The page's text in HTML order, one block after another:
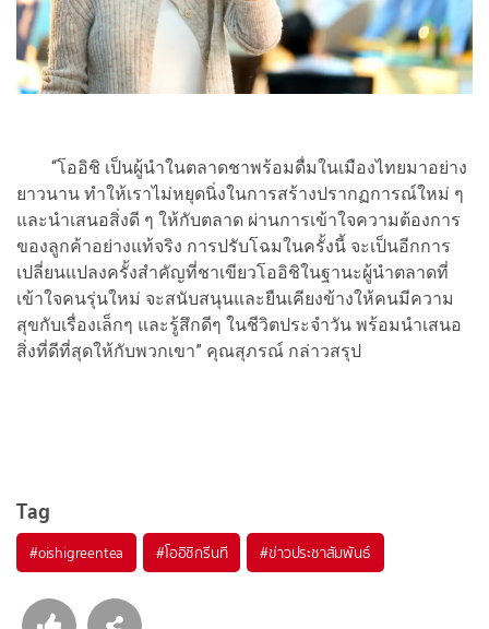
“โออิชิ เป็นผู้นำในตลาดชาพร้อมดื่มในเมืองไทยมาอย่าง
ยาวนาน ทำให้เราไม่หยุดนิ่งในการสร้างปรากฏการณ์ใหม่ ๆ
และนำเสนอสิ่งดี ๆ ให้กับตลาด ผ่านการเข้าใจความต้องการ
ของลูกค้าอย่างแท้จริง การปรับโฉมในครั้งนี้ จะเป็นอีกการ
เปลี่ยนแปลงครั้งสำคัญที่ชาเขียวโออิชิในฐานะผู้นำตลาดที่
เข้าใจคนรุ่นใหม่ จะสนับสนุนและยืนเคียงข้างให้คนมีความ
สุขกับเรื่องเล็กๆ และรู้สึกดีๆ ในชีวิตประจำวัน พร้อมนำเสนอ
สิ่งที่ดีที่สุดให้กับพวกเขา” คุณสุภรณ์ กล่าวสรุป
Tag
#oishigreentea #โออิชิกรีนที #ข่าวประชาสัมพันธ์